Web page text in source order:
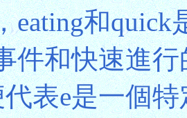
eating和
件和快速進
代表e是一個